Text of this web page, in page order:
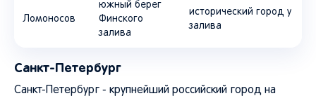
Ломоносов
южный берег
Финского
залива
исторический город у
залива
Санкт-Петербург
Санкт-Петербург - крупнейший российский город на